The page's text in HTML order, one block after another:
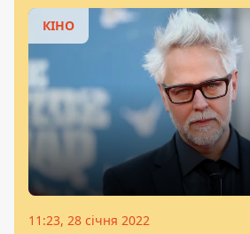
КІНО
11:23, 28 січня 2022